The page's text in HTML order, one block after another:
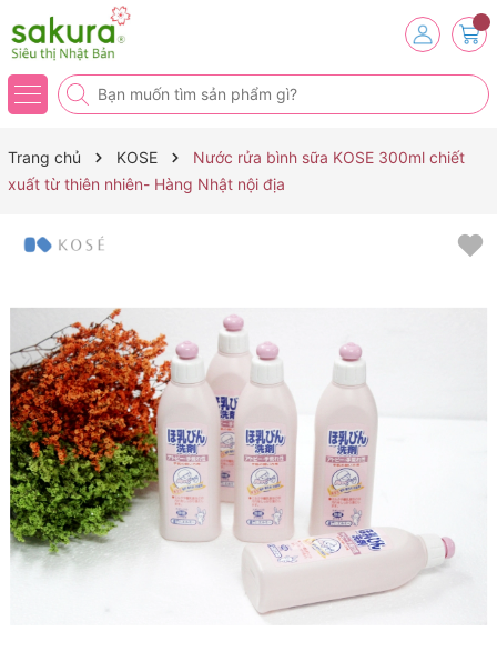
Trang chủ KOSE
Nước rửa bình sữa KOSE 300ml chiết
xuất từ thiên nhiên- Hàng Nhật nội địa